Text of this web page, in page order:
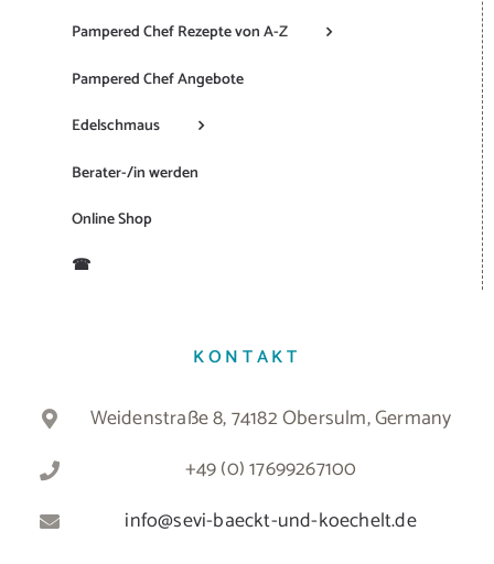
Pampered Chef Rezepte von A-Z
Pampered Chef Angebote
Edelschmaus
Berater-/in werden
Online Shop
☎
KONTAKT
Weidenstraße 8, 74182 Obersulm, Germany
+49 (0) 17699267100
info@sevi-baeckt-und-koechelt.de